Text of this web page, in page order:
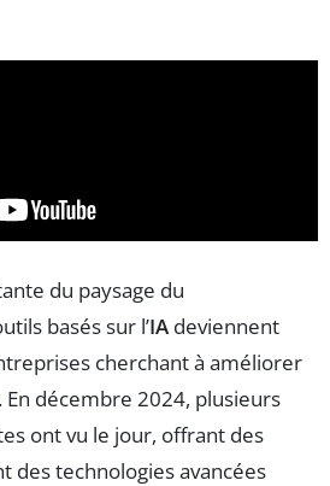
du paysage du
basés sur l’IA deviennent
cherchant à améliorer
décembre 2024, plusieurs
ont vu le jour, offrant des
des technologies avancées